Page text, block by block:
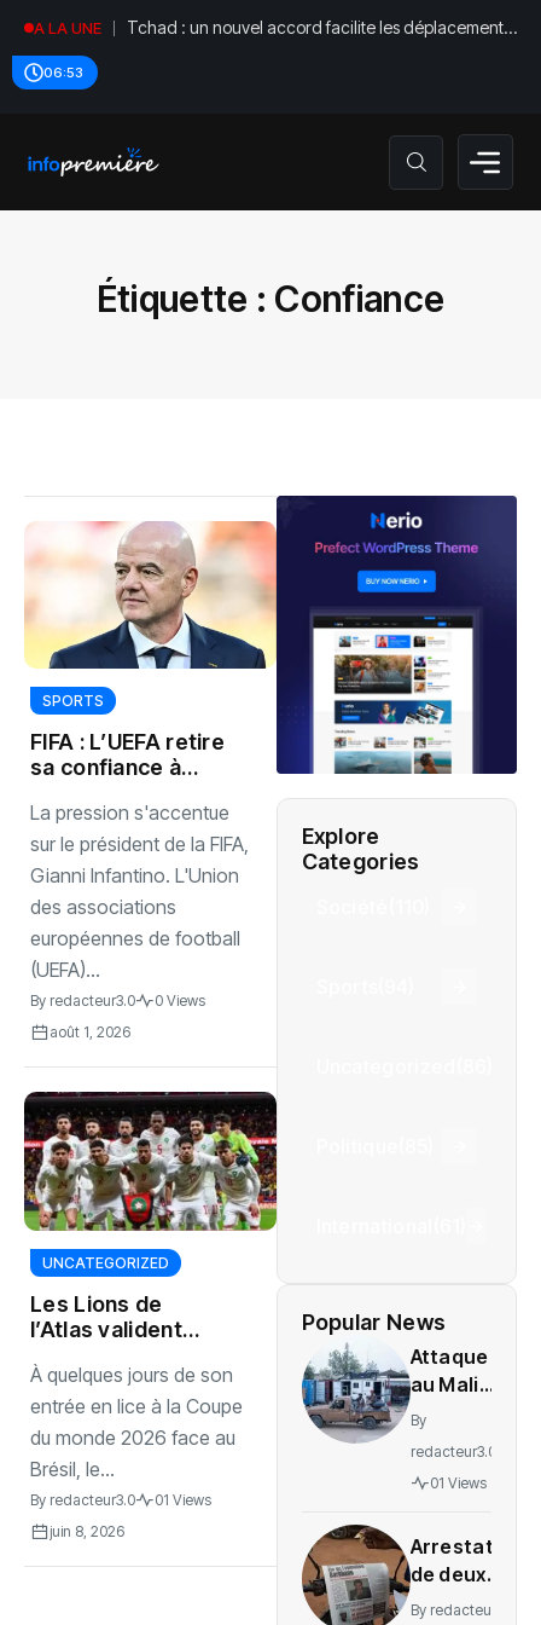
A LA UNE
Tchad : un nouvel accord facilite les déplacements
06:53
Étiquette : Confiance
SPORTS
‎FIFA : L’UEFA retire
sa confiance à
La pression s'accentue
sur le président de la FIFA,
Gianni Infantino. L'Union
des associations
européennes de football
(UEFA)...
By redacteur3.0
0 Views
août 1, 2026
UNCATEGORIZED
Les Lions de
l’Atlas valident
réglages avant le
Mondial
À quelques jours de son
entrée en lice à la Coupe
du monde 2026 face au
Brésil, le...
By redacteur3.0
01 Views
juin 8, 2026
Explore
Categories
Popular News
Attaque
au Mali :
L’ONU
enquête
soldats
tués
By
redacteur3.0
01 Views
Arrestation
de deux
journalistes
By redacteur3.0